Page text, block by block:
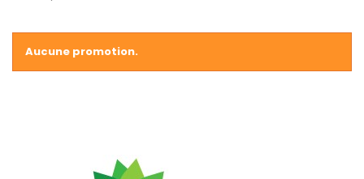
Aucune promotion.